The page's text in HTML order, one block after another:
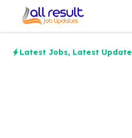
content
Latest Jobs, Latest Update